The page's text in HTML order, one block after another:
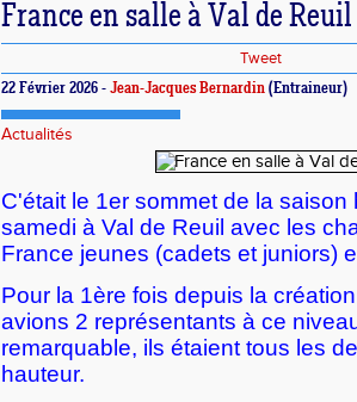
France en salle à Val de Reuil
Tweet
22 Février 2026 - Jean-Jacques Bernardin (Entraineur)
Actualités
C'était le 1er sommet de la saison
samedi à Val de Reuil avec les
France jeunes (cadets et juniors)
Pour la 1ère fois depuis la
avions 2 représentants à ce
remarquable, ils étaient tous les
hauteur.